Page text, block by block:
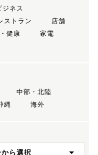
ジネス
ストラン
店舗
健康
家電
中部・北陸
縄 海外
ら選択